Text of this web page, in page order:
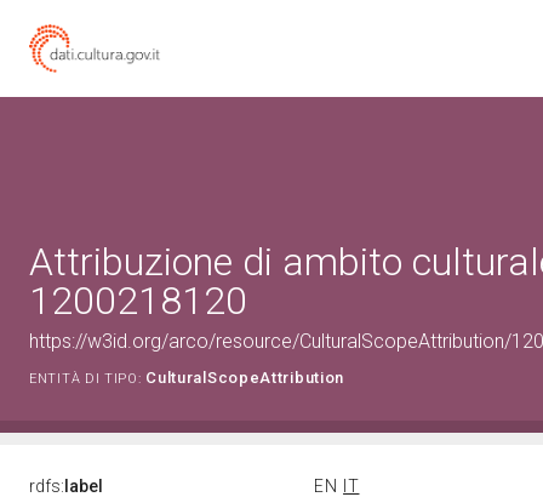
Attribuzione di ambito
1200218120
https://w3id.org/arco/resource/CulturalScopeAttribution/
ENTITÀ DI TIPO: CulturalScopeAttribution
rdfs: label EN
IT